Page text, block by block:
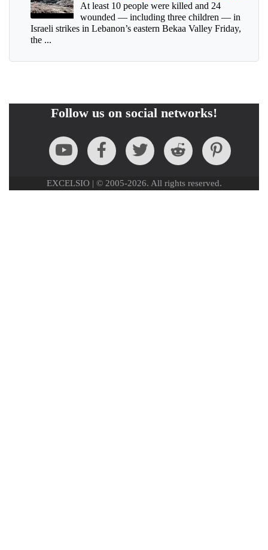
At least 10 people were killed and 24
wounded — including three children — in
Israeli strikes in Lebanon’s eastern Bekaa Valley Friday,
the ...
Follow us on social networks!
EXCELSIO | © 2005-2026. All rights reserved.